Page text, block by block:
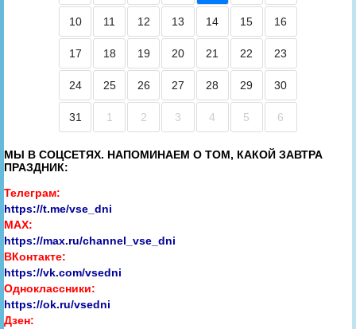
10 11 12 13 14 15 16
17 18 19 20 21 22 23
24 25 26 27 28 29 30
31 1 2 3 4 5 6
МЫ В СОЦСЕТЯХ. НАПОМИНАЕМ О ТОМ, КАКОЙ ЗАВТРА
ПРАЗДНИК:
Телеграм:
https://t.me/vse_dni
MAX:
https://max.ru/channel_vse_dni
ВКонтакте:
https://vk.com/vsedni
Одноклассники:
https://ok.ru/vsedni
Дзен: